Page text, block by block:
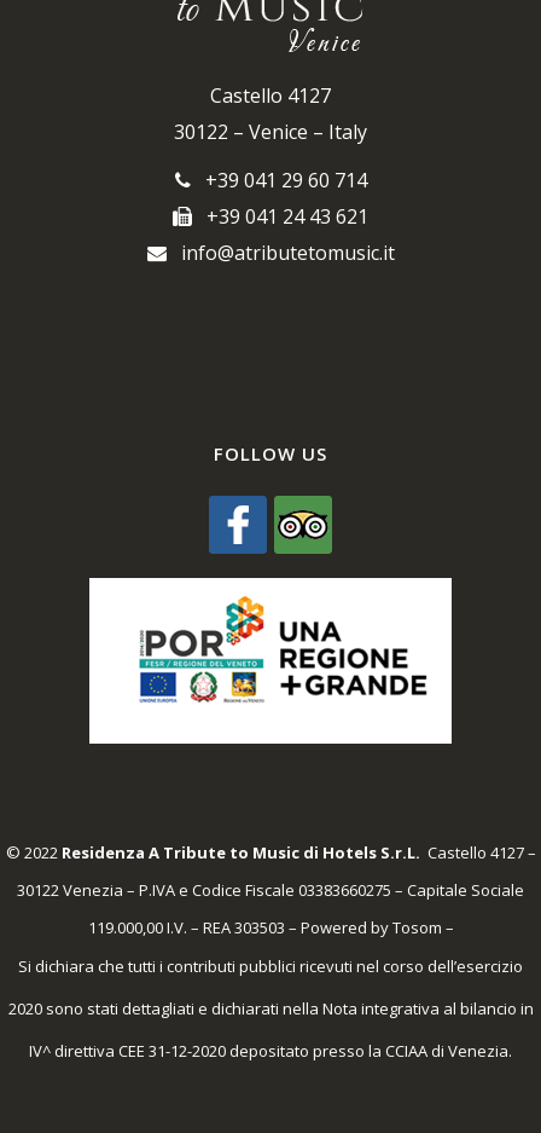
Castello 4127
30122 – Venice – Italy
+39 041 29 60 714
+39 041 24 43 621
info@atributetomusic.it
FOLLOW US
© 2022 Residenza A Tribute to Music di Hotels S.r.L. Castello 4127 –
30122 Venezia – P.IVA e Codice Fiscale 03383660275 – Capitale Sociale
119.000,00 I.V. – REA 303503 – Powered byTosom –
Si dichiara che tutti i contributi pubblici ricevuti nel corso dell’esercizio
2020 sono stati dettagliati e dichiarati nella Nota integrativa al bilancio in
IV^ direttiva CEE 31-12-2020 depositato presso la CCIAA di Venezia.